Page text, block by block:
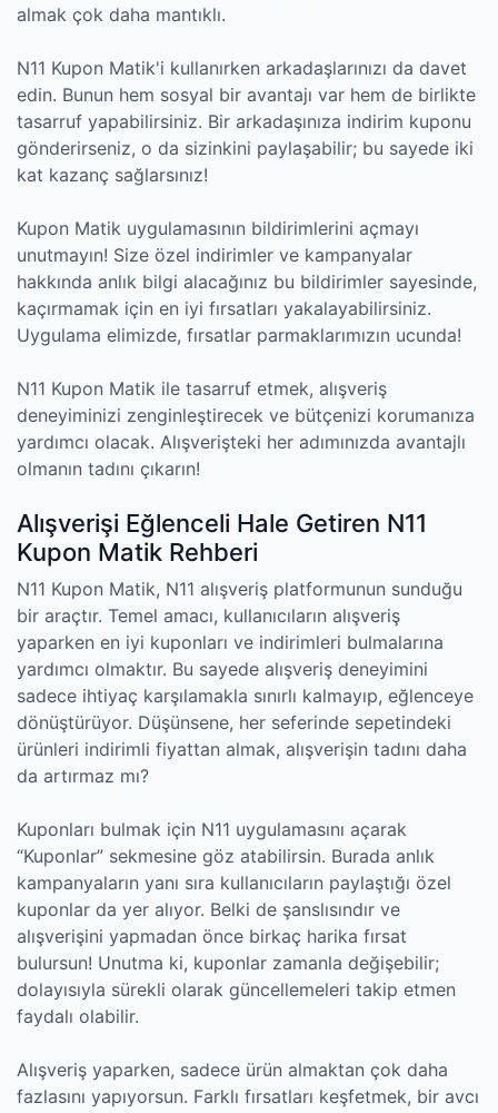
almak çok daha mantıklı.
N11 Kupon Matik'i kullanırken arkadaşlarınızı da davet
edin. Bunun hem sosyal bir avantajı var hem de birlikte
tasarruf yapabilirsiniz. Bir arkadaşınıza indirim kuponu
gönderirseniz, o da sizinkini paylaşabilir; bu sayede iki
kat kazanç sağlarsınız!
Kupon Matik uygulamasının bildirimlerini açmayı
unutmayın! Size özel indirimler ve kampanyalar
hakkında anlık bilgi alacağınız bu bildirimler sayesinde,
kaçırmamak için en iyi fırsatları yakalayabilirsiniz.
Uygulama elimizde, fırsatlar parmaklarımızın ucunda!
N11 Kupon Matik ile tasarruf etmek, alışveriş
deneyiminizi zenginleştirecek ve bütçenizi korumanıza
yardımcı olacak. Alışverişteki her adımınızda avantajlı
olmanın tadını çıkarın!
Alışverişi Eğlenceli Hale Getiren N11
Kupon Matik Rehberi
N11 Kupon Matik, N11 alışveriş platformunun sunduğu
bir araçtır. Temel amacı, kullanıcıların alışveriş
yaparken en iyi kuponları ve indirimleri bulmalarına
yardımcı olmaktır. Bu sayede alışveriş deneyimini
sadece ihtiyaç karşılamakla sınırlı kalmayıp, eğlenceye
dönüştürüyor. Düşünsene, her seferinde sepetindeki
ürünleri indirimli fiyattan almak, alışverişin tadını daha
da artırmaz mı?
Kuponları bulmak için N11 uygulamasını açarak
“Kuponlar” sekmesine göz atabilirsin. Burada anlık
kampanyaların yanı sıra kullanıcıların paylaştığı özel
kuponlar da yer alıyor. Belki de şanslısındır ve
alışverişini yapmadan önce birkaç harika fırsat
bulursun! Unutma ki, kuponlar zamanla değişebilir;
dolayısıyla sürekli olarak güncellemeleri takip etmen
faydalı olabilir.
Alışveriş yaparken, sadece ürün almaktan çok daha
fazlasını yapıyorsun. Farklı fırsatları keşfetmek, bir avcı